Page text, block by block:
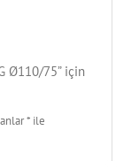
Ø110/75” için
*ile